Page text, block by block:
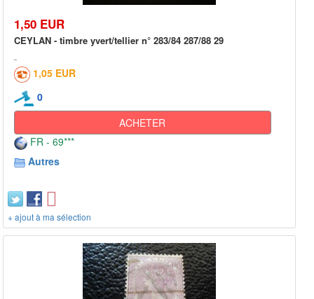
1,50 EUR
CEYLAN - timbre yvert/tellier n° 283/84 287/88 29
1,05 EUR
0
ACHETER
FR - 69***
Autres
+ ajout à ma sélection